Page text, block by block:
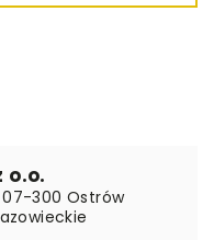
o.o.
07-300 Ostrów